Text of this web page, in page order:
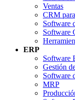
Ventas
CRM
Software
Software
ERP
Software
Gestión
Software
MRP